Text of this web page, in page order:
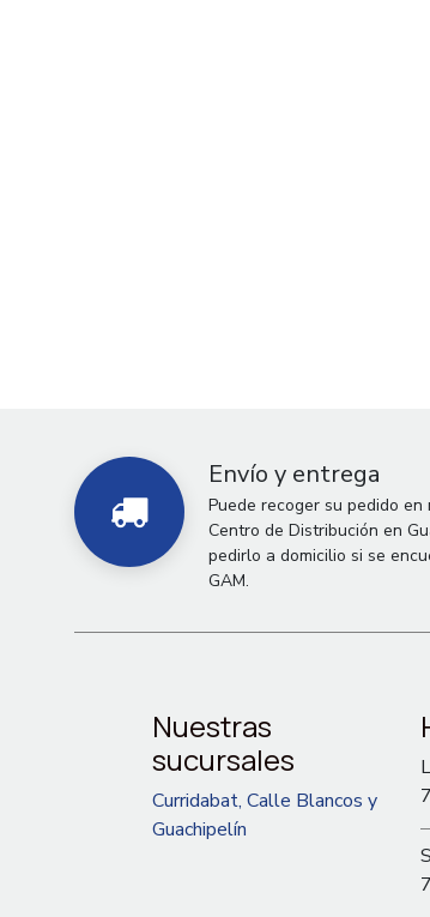
Envío y entrega
Puede recoger su pedido en
Centro de Distribución en
pedirlo a domicilio si se
GAM.
Nuestras
sucursales
Curridabat, Calle Blancos y
Guachipelín